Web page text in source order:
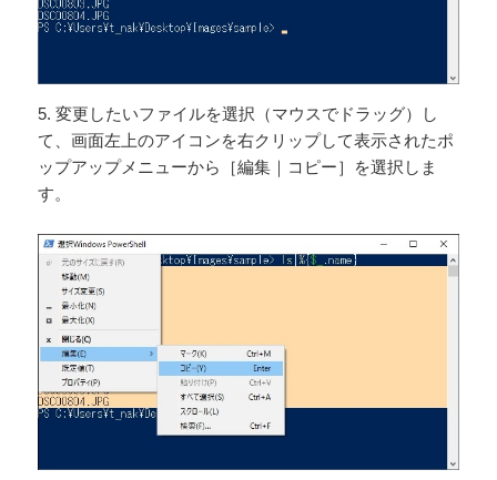
5. 変更したいファイルを選択（マウスでドラッグ）し
て、画面左上のアイコンを右クリップして表示されたポ
ップアップメニューから［編集｜コピー］を選択しま
す。